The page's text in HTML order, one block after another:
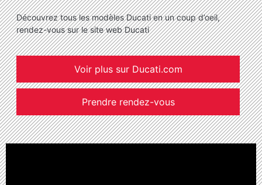
Découvrez tous les modèles Ducati en un coup d’oeil,
rendez-vous sur le site web Ducati
Voir plus sur Ducati.com
Prendre rendez-vous